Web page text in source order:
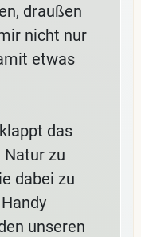
draußen
nicht nur
etwas
das
Natur zu
dabei zu
unseren